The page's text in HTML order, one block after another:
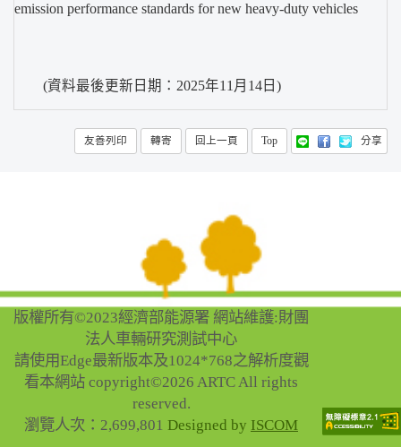
emission performance standards for new heavy-duty vehicles
(資料最後更新日期：2025年11月14日)
友善列印 (以新視窗開啟)
轉寄 回上一頁 Top 分享
版權所有©2023經濟部能源署 網站維護:財團
法人車輛研究測試中心
請使用Edge最新版本及1024*768之解析度觀
看本網站 copyright©2026 ARTC All rights
reserved.
瀏覽人次：2,699,801 Designed by ISCOM